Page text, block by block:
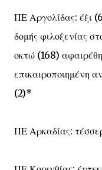
ΠΕ Αργολίδας: έξι
δομής φιλοξενίας
οκτώ (168)
επικαιροποιημένη
(2)*
ΠΕ Αρκαδίας: